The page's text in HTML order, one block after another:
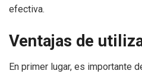
efectiva.
Ventajas de
En primer lugar, es importante